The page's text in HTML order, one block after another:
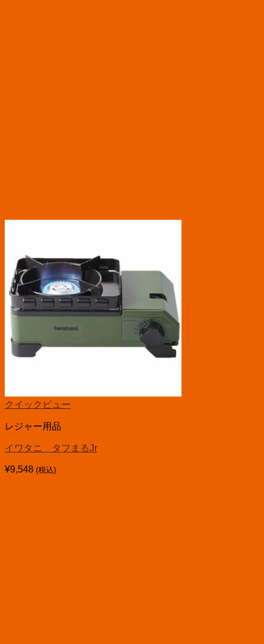
クイックビュー
レジャー用品
イワタニ タフまるJr
¥9,548 (税込)